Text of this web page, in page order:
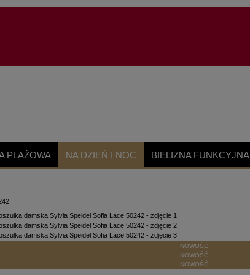
PLAŻOWA NA DZIEŃ I NOC BIELIZNA FUNKCYJNA
NOWOŚĆ
NOWOŚĆ
NOWOŚĆ